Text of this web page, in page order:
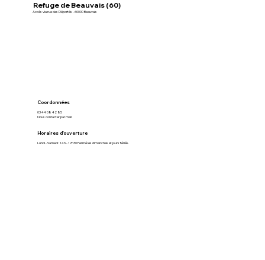
Refuge de Beauvais (60)
Accès via rue des Déportés - 60000 Beauvais
Coordonnées
03 44 08 42 85
Nous contacter par mail
Horaires d'ouverture
Lundi - Samedi : 14h - 17h30 Fermé les dimanches et jours fériés.